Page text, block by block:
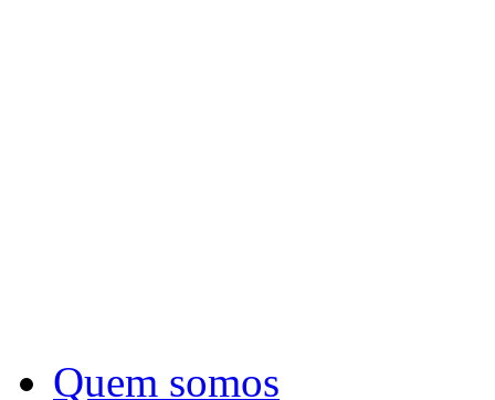
Quem somos